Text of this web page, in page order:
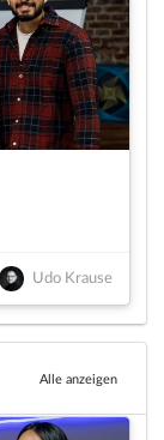
Udo Krause
Alle anzeigen